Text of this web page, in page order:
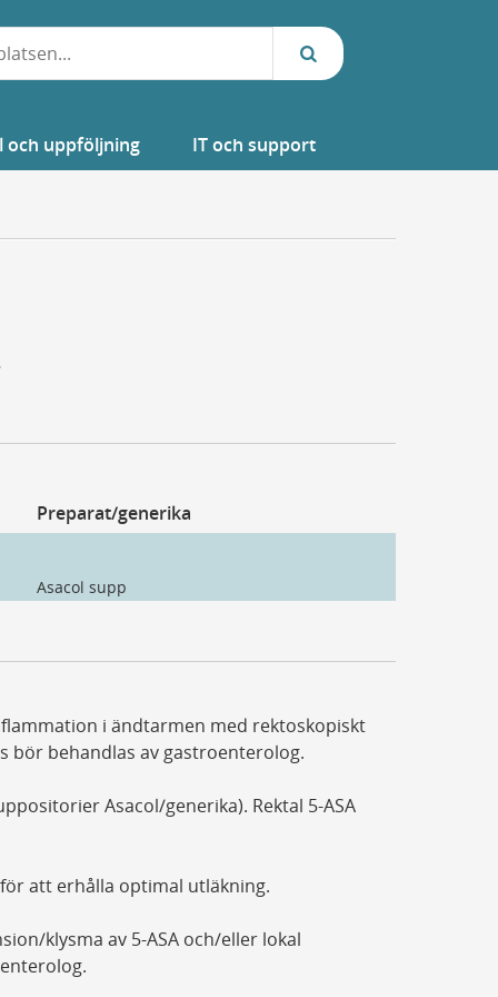
och uppföljning IT och support
Preparat/generika
Asacol supp
i ändtarmen med rektoskopiskt
bör behandlas av gastroenterolog.
Asacol/generika). Rektal 5-ASA
att erhålla optimal utläkning.
klysma av 5-­ASA och/eller lokal